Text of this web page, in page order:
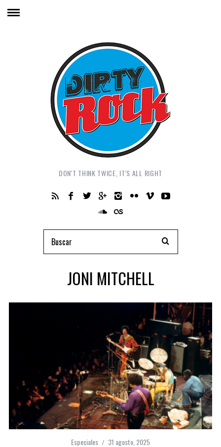
DON'T THINK TWICE, IT'S ALL RIGHT
JONI MITCHELL
Especiales 31 agosto, 2025